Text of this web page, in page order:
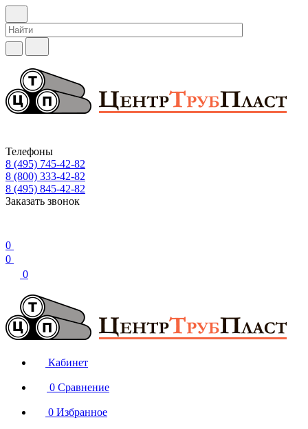
Телефоны
8 (495) 745-42-82
8 (800) 333-42-82
8 (495) 845-42-82
Заказать звонок
0
0
0
Кабинет
0 Сравнение
0 Избранное